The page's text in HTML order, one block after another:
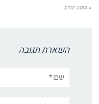
« פוסט קודם
השארת תגובה